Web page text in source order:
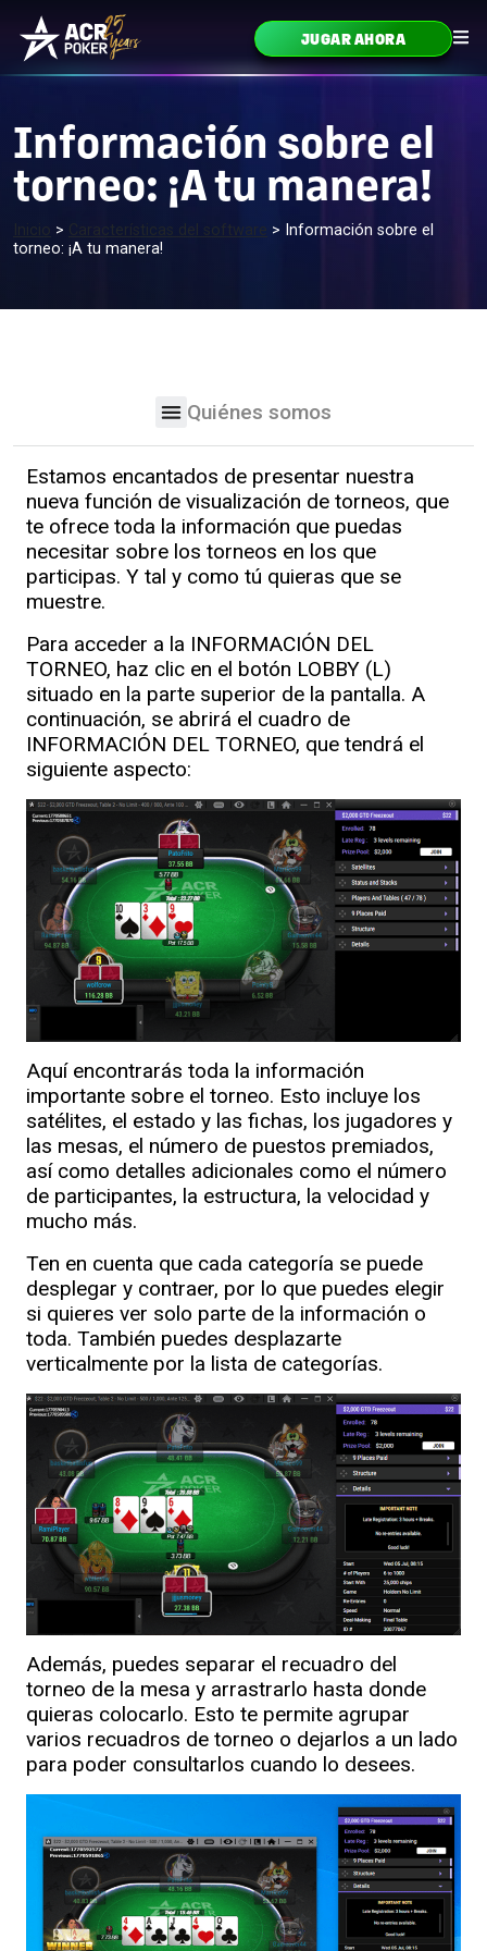
Ir al contenido
Navegación principalJUGAR AHORA
Información sobre el
torneo: ¡A tu manera!
> Características del software > Información sobre el
torneo: ¡A tu manera!
Estamos encantados de presentar nuestra
nueva función de visualización de torneos, que
te ofrece toda la información que puedas
necesitar sobre los torneos en los que
participas. Y tal y como tú quieras que se
muestre.
Para acceder a la INFORMACIÓN DEL
TORNEO, haz clic en el botón LOBBY (L)
situado en la parte superior de la pantalla. A
continuación, se abrirá el cuadro de
INFORMACIÓN DEL TORNEO, que tendrá el
siguiente aspecto:
Aquí encontrarás toda la información
importante sobre el torneo. Esto incluye los
satélites, el estado y las fichas, los jugadores y
las mesas, el número de puestos premiados,
así como detalles adicionales como el número
de participantes, la estructura, la velocidad y
mucho más.
Ten en cuenta que cada categoría se puede
desplegar y contraer, por lo que puedes elegir
si quieres ver solo parte de la información o
toda. También puedes desplazarte
verticalmente por la lista de categorías.
Además, puedes separar el recuadro del
torneo de la mesa y arrastrarlo hasta donde
quieras colocarlo. Esto te permite agrupar
varios recuadros de torneo o dejarlos a un lado
para poder consultarlos cuando lo desees.
Quiénes somos